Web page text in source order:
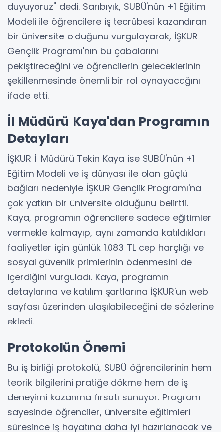
duyuyoruz" dedi. Sarıbıyık, SUBÜ'nün +1 Eğitim
Modeli ile öğrencilere iş tecrübesi kazandıran
bir üniversite olduğunu vurgulayarak, İŞKUR
Gençlik Programı'nın bu çabalarını
pekiştireceğini ve öğrencilerin geleceklerinin
şekillenmesinde önemli bir rol oynayacağını
ifade etti.
İl Müdürü Kaya'dan Programın
Detayları
İŞKUR İl Müdürü Tekin Kaya ise SUBÜ'nün +1
Eğitim Modeli ve iş dünyası ile olan güçlü
bağları nedeniyle İŞKUR Gençlik Programı'na
çok yatkın bir üniversite olduğunu belirtti.
Kaya, programın öğrencilere sadece eğitimler
vermekle kalmayıp, aynı zamanda katıldıkları
faaliyetler için günlük 1.083 TL cep harçlığı ve
sosyal güvenlik primlerinin ödenmesini de
içerdiğini vurguladı. Kaya, programın
detaylarına ve katılım şartlarına İŞKUR'un web
sayfası üzerinden ulaşılabileceğini de sözlerine
ekledi.
Protokolün Önemi
Bu iş birliği protokolü, SUBÜ öğrencilerinin hem
teorik bilgilerini pratiğe dökme hem de iş
deneyimi kazanma fırsatı sunuyor. Program
sayesinde öğrenciler, üniversite eğitimleri
süresince iş hayatına daha iyi hazırlanacak ve